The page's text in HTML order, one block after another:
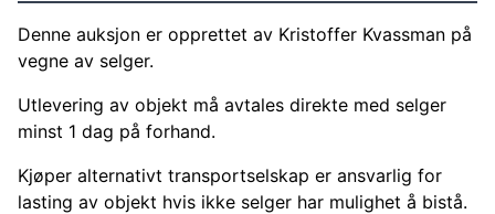
Denne auksjon er opprettet av Kristoffer Kvassman på
vegne av selger.
Utlevering av objekt må avtales direkte med selger
minst 1 dag på forhand.
Kjøper alternativt transportselskap er ansvarlig for
lasting av objekt hvis ikke selger har mulighet å bistå.